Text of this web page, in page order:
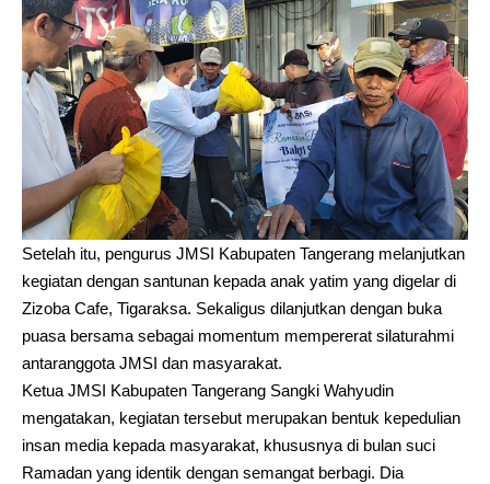
Setelah itu, pengurus JMSI Kabupaten Tangerang melanjutkan
kegiatan dengan santunan kepada anak yatim yang digelar di
Zizoba Cafe, Tigaraksa. Sekaligus dilanjutkan dengan buka
puasa bersama sebagai momentum mempererat silaturahmi
antaranggota JMSI dan masyarakat.
Ketua JMSI Kabupaten Tangerang Sangki Wahyudin
mengatakan, kegiatan tersebut merupakan bentuk kepedulian
insan media kepada masyarakat, khususnya di bulan suci
Ramadan yang identik dengan semangat berbagi. Dia